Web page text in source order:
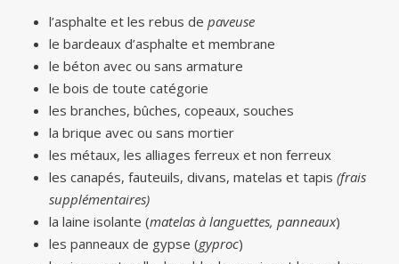
l’asphalte et les rebus de paveuse
le bardeaux d’asphalte et membrane
le béton avec ou sans armature
le bois de toute catégorie
les branches, bûches, copeaux, souches
la brique avec ou sans mortier
les métaux, les alliages ferreux et non ferreux
les canapés, fauteuils, divans, matelas et tapis (frais
supplémentaires)
la laine isolante (matelas à languettes, panneaux)
les panneaux de gypse (gyproc)